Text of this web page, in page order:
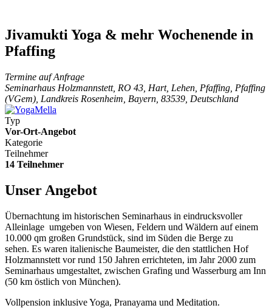
Jivamukti Yoga & mehr Wochenende in
Pfaffing
Termine auf Anfrage
Seminarhaus Holzmannstett, RO 43, Hart, Lehen, Pfaffing, Pfaffing
(VGem), Landkreis Rosenheim, Bayern, 83539, Deutschland
Typ
Vor-Ort-Angebot
Kategorie
Teilnehmer
14 Teilnehmer
Unser Angebot
Übernachtung im historischen Seminarhaus in eindrucksvoller
Alleinlage umgeben von Wiesen, Feldern und Wäldern auf einem
10.000 qm großen Grundstück, sind im Süden die Berge zu
sehen. Es waren italienische Baumeister, die den stattlichen Hof
Holzmannstett vor rund 150 Jahren errichteten, im Jahr 2000 zum
Seminarhaus umgestaltet, zwischen Grafing und Wasserburg am Inn
(50 km östlich von München).
Vollpension inklusive Yoga, Pranayama und Meditation.